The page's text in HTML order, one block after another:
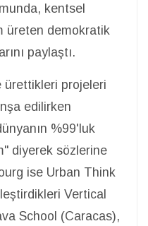
kentsel
üreten demokratik
paylaştı.
ürettikleri projeleri
edilirken
%99'luk
diyerek sözlerine
ise Urban Think
Vertical
School (Caracas),